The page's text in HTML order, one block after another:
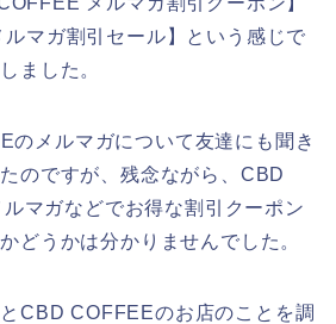
ルマガ割引セール】という感じで
ました。
のメルマガについて友達にも聞き
のですが、残念ながら、CBD
マガなどでお得な割引クーポン
どうかは分かりませんでした。
CBD COFFEEのお店のことを調